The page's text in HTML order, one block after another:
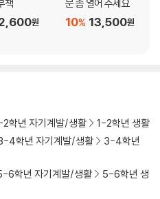
책
원
문 좀 열어 주세요
13,500원
10%
학년 자기계발/생활
1-2학년 생활
4학년 자기계발/생활
3-4학년
6학년 자기계발/생활
5-6학년 생